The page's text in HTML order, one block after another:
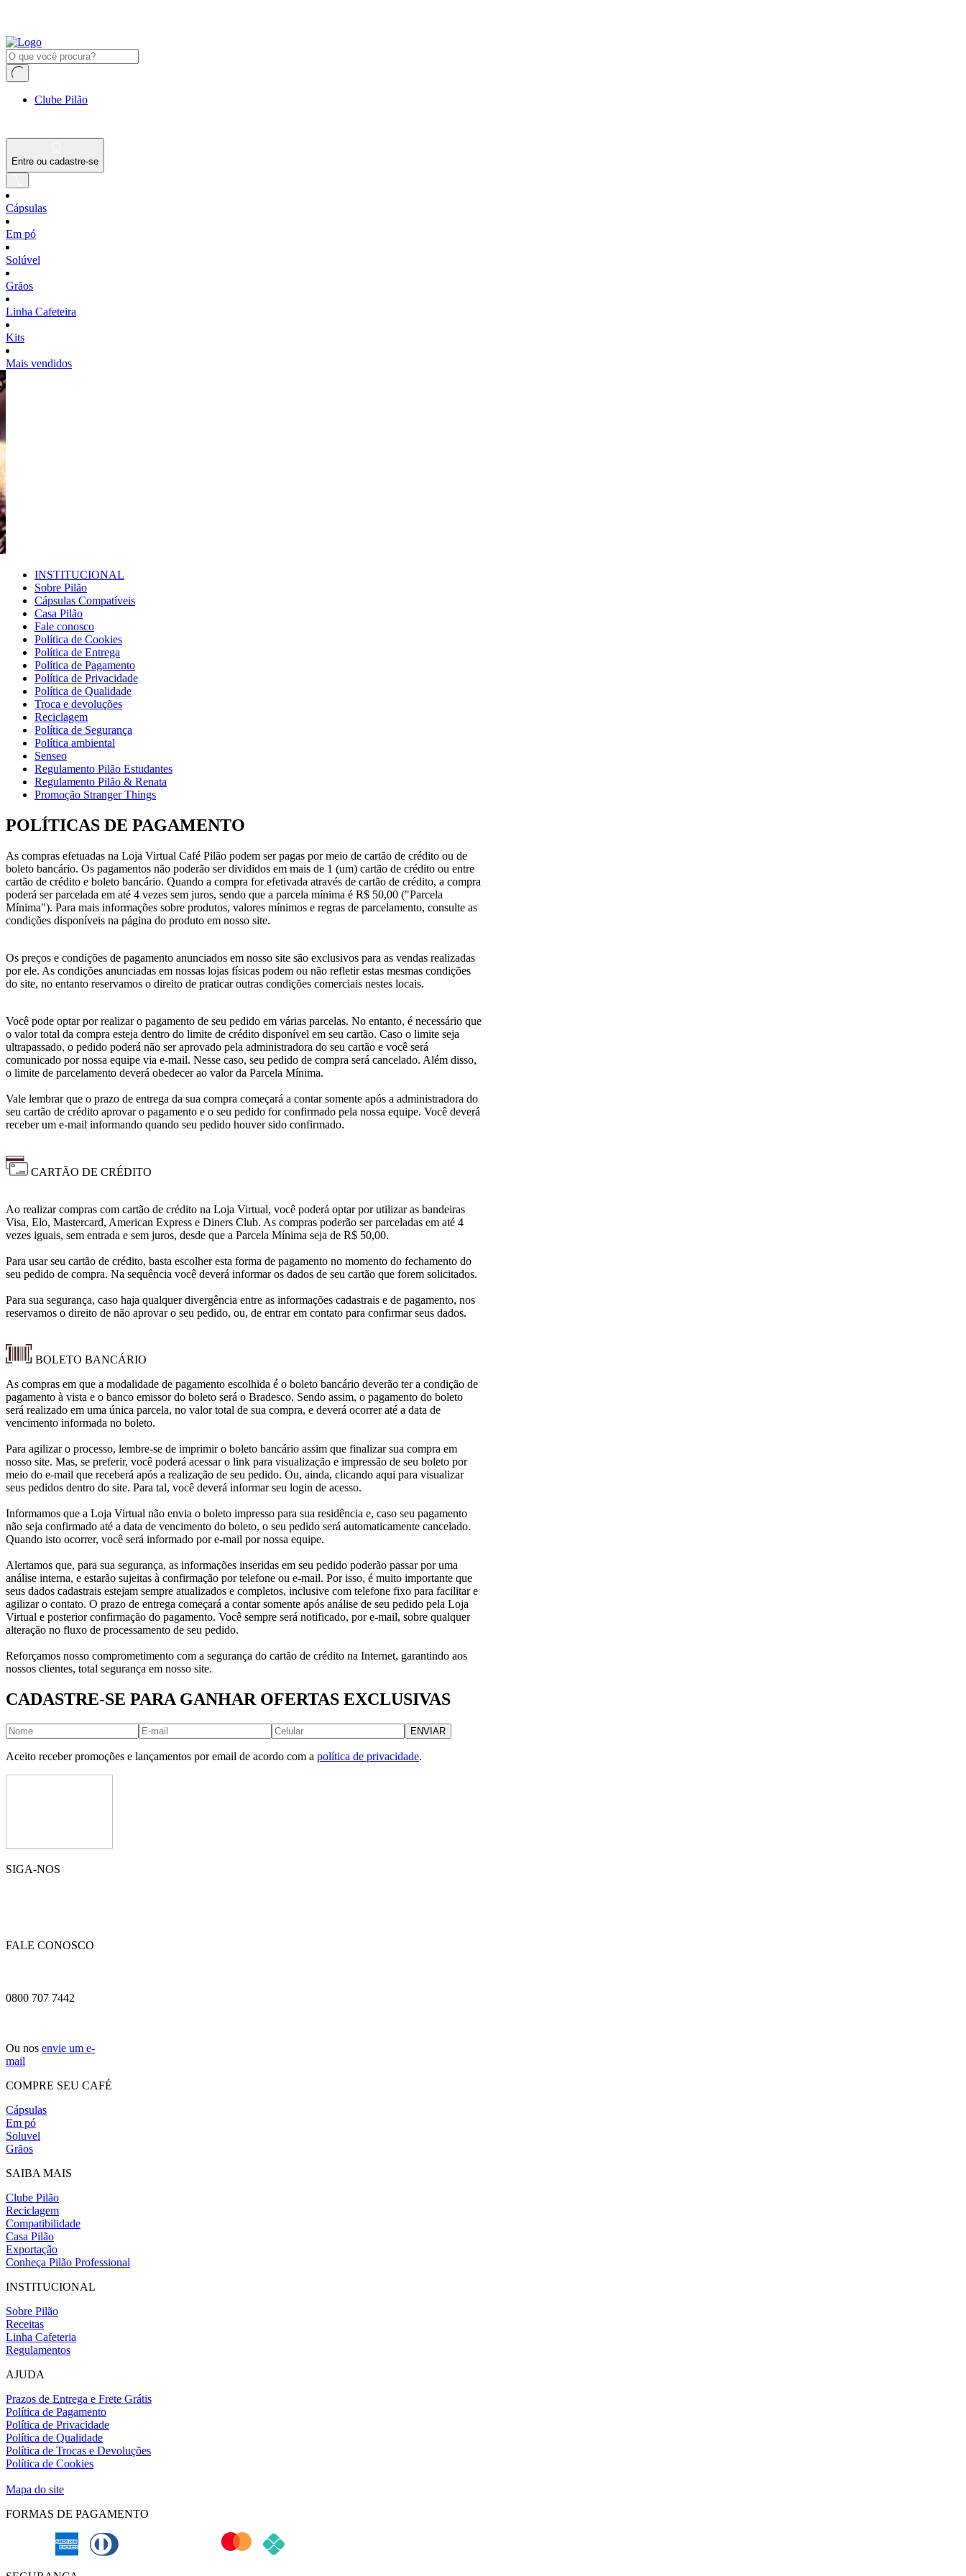
Clube Pilão
Entre ou cadastre-se
Cápsulas
Em pó
Solúvel
Grãos
Linha Cafeteira
Kits
Mais vendidos
INSTITUCIONAL
Sobre Pilão
Cápsulas Compatíveis
Casa Pilão
Fale conosco
Política de Cookies
Política de Entrega
Política de Pagamento
Política de Privacidade
Política de Qualidade
Troca e devoluções
Reciclagem
Política de Segurança
Política ambiental
Senseo
Regulamento Pilão Estudantes
Regulamento Pilão & Renata
Promoção Stranger Things
POLÍTICAS DE PAGAMENTO
As compras efetuadas na Loja Virtual Café Pilão podem ser pagas por meio de cartão de crédito ou de
boleto bancário. Os pagamentos não poderão ser divididos em mais de 1 (um) cartão de crédito ou entre
cartão de crédito e boleto bancário. Quando a compra for efetivada através de cartão de crédito, a compra
poderá ser parcelada em até 4 vezes sem juros, sendo que a parcela mínima é R$ 50,00 ("Parcela
Mínima"). Para mais informações sobre produtos, valores mínimos e regras de parcelamento, consulte as
condições disponíveis na página do produto em nosso site.
Os preços e condições de pagamento anunciados em nosso site são exclusivos para as vendas realizadas
por ele. As condições anunciadas em nossas lojas físicas podem ou não refletir estas mesmas condições
do site, no entanto reservamos o direito de praticar outras condições comerciais nestes locais.
Você pode optar por realizar o pagamento de seu pedido em várias parcelas. No entanto, é necessário que
o valor total da compra esteja dentro do limite de crédito disponível em seu cartão. Caso o limite seja
ultrapassado, o pedido poderá não ser aprovado pela administradora do seu cartão e você será
comunicado por nossa equipe via e-mail. Nesse caso, seu pedido de compra será cancelado. Além disso,
o limite de parcelamento deverá obedecer ao valor da Parcela Mínima.
Vale lembrar que o prazo de entrega da sua compra começará a contar somente após a administradora do
seu cartão de crédito aprovar o pagamento e o seu pedido for confirmado pela nossa equipe. Você deverá
receber um e-mail informando quando seu pedido houver sido confirmado.
CARTÃO DE CRÉDITO
Ao realizar compras com cartão de crédito na Loja Virtual, você poderá optar por utilizar as bandeiras
Visa, Elo, Mastercard, American Express e Diners Club. As compras poderão ser parceladas em até 4
vezes iguais, sem entrada e sem juros, desde que a Parcela Mínima seja de R$ 50,00.
Para usar seu cartão de crédito, basta escolher esta forma de pagamento no momento do fechamento do
seu pedido de compra. Na sequência você deverá informar os dados de seu cartão que forem solicitados.
Para sua segurança, caso haja qualquer divergência entre as informações cadastrais e de pagamento, nos
reservamos o direito de não aprovar o seu pedido, ou, de entrar em contato para confirmar seus dados.
BOLETO BANCÁRIO
As compras em que a modalidade de pagamento escolhida é o boleto bancário deverão ter a condição de
pagamento à vista e o banco emissor do boleto será o Bradesco. Sendo assim, o pagamento do boleto
será realizado em uma única parcela, no valor total de sua compra, e deverá ocorrer até a data de
vencimento informada no boleto.
Para agilizar o processo, lembre-se de imprimir o boleto bancário assim que finalizar sua compra em
nosso site. Mas, se preferir, você poderá acessar o link para visualização e impressão de seu boleto por
meio do e-mail que receberá após a realização de seu pedido. Ou, ainda, clicando aqui para visualizar
seus pedidos dentro do site. Para tal, você deverá informar seu login de acesso.
Informamos que a Loja Virtual não envia o boleto impresso para sua residência e, caso seu pagamento
não seja confirmado até a data de vencimento do boleto, o seu pedido será automaticamente cancelado.
Quando isto ocorrer, você será informado por e-mail por nossa equipe.
Alertamos que, para sua segurança, as informações inseridas em seu pedido poderão passar por uma
análise interna, e estarão sujeitas à confirmação por telefone ou e-mail. Por isso, é muito importante que
seus dados cadastrais estejam sempre atualizados e completos, inclusive com telefone fixo para facilitar e
agilizar o contato. O prazo de entrega começará a contar somente após análise de seu pedido pela Loja
Virtual e posterior confirmação do pagamento. Você sempre será notificado, por e-mail, sobre qualquer
alteração no fluxo de processamento de seu pedido.
Reforçamos nosso comprometimento com a segurança do cartão de crédito na Internet, garantindo aos
nossos clientes, total segurança em nosso site.
CADASTRE-SE PARA GANHAR OFERTAS EXCLUSIVAS
ENVIAR
Aceito receber promoções e lançamentos por email de acordo com a política de privacidade.
SIGA-NOS
FALE CONOSCO
0800 707 7442
Ou nos envie um e-
mail
COMPRE SEU CAFÉ
Cápsulas
Em pó
Soluvel
Grãos
SAIBA MAIS
Clube Pilão
Reciclagem
Compatibilidade
Casa Pilão
Exportação
Conheça Pilão Professional
INSTITUCIONAL
Sobre Pilão
Receitas
Linha Cafeteria
Regulamentos
AJUDA
Prazos de Entrega e Frete Grátis
Política de Pagamento
Política de Privacidade
Política de Qualidade
Política de Trocas e Devoluções
Política de Cookies
Mapa do site
FORMAS DE PAGAMENTO